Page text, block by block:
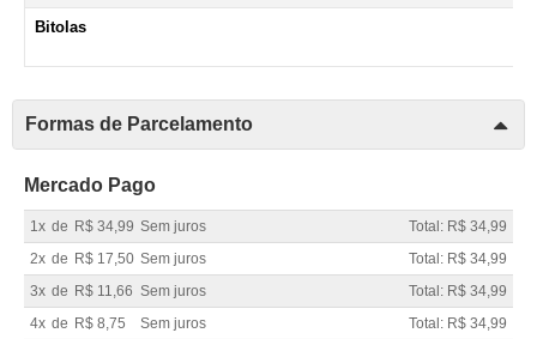
Bitolas
Formas de Parcelamento
Mercado Pago
1x de R$ 34,99 Sem juros
Total: R$ 34,99
2x de R$ 17,50 Sem juros
Total: R$ 34,99
3x de R$ 11,66 Sem juros
Total: R$ 34,99
4x de R$ 8,75 Sem juros
Total: R$ 34,99